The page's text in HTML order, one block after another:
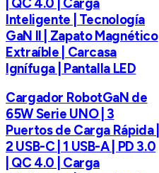
Inteligente | Tecnología
GaN II | Zapato Magnético
Extraíble | Carcasa
Ignífuga | Pantalla LED
Cargador RobotGaN de
65W Serie UNO | 3
Puertos de Carga Rápida |
2 USB-C | 1 USB-A | PD 3.0
| QC 4.0 | Carga